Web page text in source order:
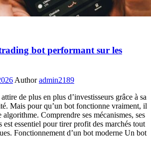
trading bot performant sur les
Author admin2189
de plus en plus d’investisseurs grâce à sa
Mais pour qu’un bot fonctionne vraiment, il
Comprendre ses mécanismes, ses
est essentiel pour tirer profit des marchés tout
Fonctionnement d’un bot moderne Un bot